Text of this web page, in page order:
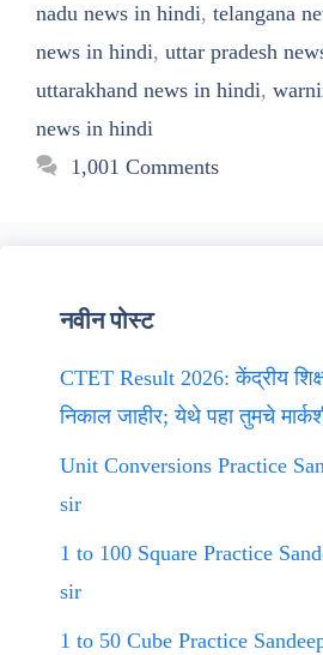
nadu news in hindi, telangana
news in hindi, uttar pradesh
uttarakhand news in hindi,
news in hindi
1,001 Comments
नवीन पोस्ट
CTET Result 2026: केंद्रीय
निकाल जाहीर; येथे पहा तुमचे
Unit Conversions Practice
sir
1 to 100 Square Practice
sir
1 to 50 Cube Practice